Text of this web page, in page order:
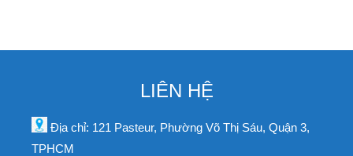
LIÊN HỆ
Địa chỉ: 121 Pasteur, Phường Võ Thị Sáu, Quận 3,
TPHCM